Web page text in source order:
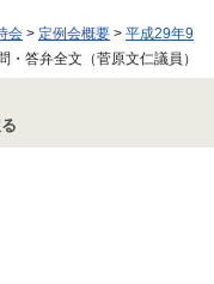
会 > 定例会概要 > 平成29年9
答弁全文（菅原文仁議員）